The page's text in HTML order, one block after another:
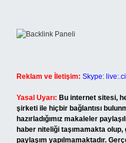
Reklam ve İletişim: Skype:
Yasal Uyarı: Bu internet sitesi,
şirketi ile hiçbir bağlantısı
hazırladığımız makaleler
haber niteliği taşımamakta
paylaşım yapılmamaktadır.